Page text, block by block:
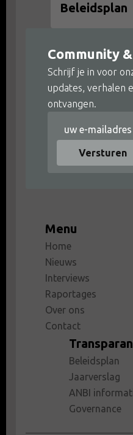
Beleidsplan
Community
Schrijf je in voor
updates, verhalen
ontvangen.
Versturen
Menu
Home
Nieuws
Interviews
Raportages
Over ons
Contact
Beleidsplan
Jaarverslag
ANBI
Governance